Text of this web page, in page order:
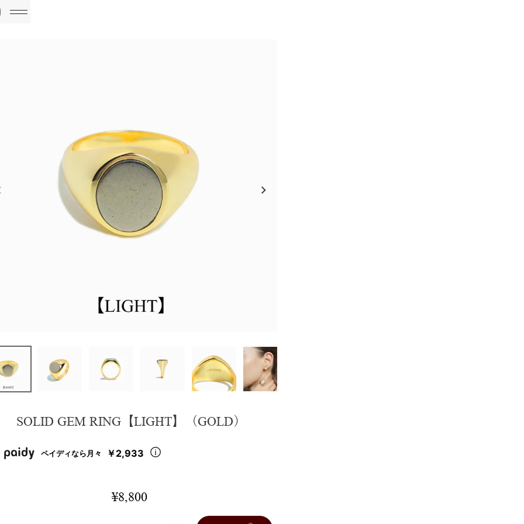
SOLID GEM RING【LIGHT】（GOLD）
ペイディなら月々 ￥2,933
¥8,800